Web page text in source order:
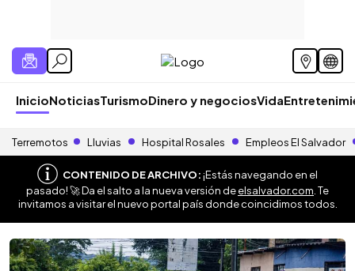
InicioNoticiasTurismoDinero y negociosVida
Terremotos Lluvias Hospital Rosales Empleos El Salvador
CONTENIDO DE ARCHIVO:¡Estás navegando en el
pasado! 🚀 Da el salto a la nueva versión deelsalvador.com . Te
invitamos a visitar el nuevo portal país donde coincidimos todos.